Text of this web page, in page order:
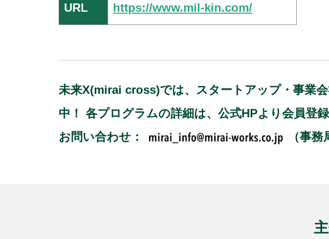
URL https://www.mil-kin.com/
未来X(mirai cross)では、スタートアップ・事業
中！ 各プログラムの詳細は、公式HPより会員登
お問い合わせ：
（事